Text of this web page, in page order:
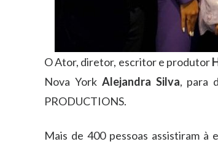
O Ator, diretor, escritor e produtor
Nova York Alejandra Silva, para
PRODUCTIONS.
Mais de 400 pessoas assistiram à